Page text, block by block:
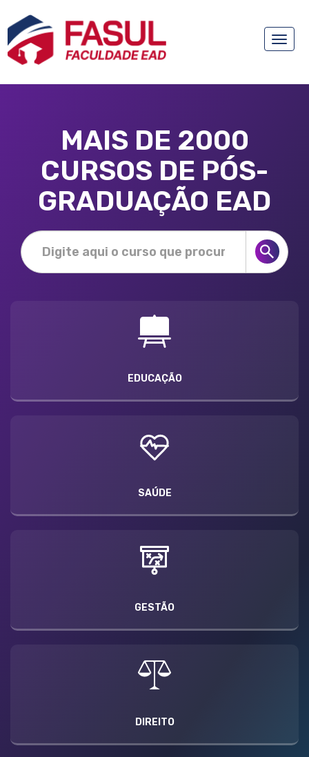
Toggle
MAIS DE 2000
CURSOS DE PÓS-
GRADUAÇÃO EAD
EDUCAÇÃO
SAÚDE
GESTÃO
DIREITO